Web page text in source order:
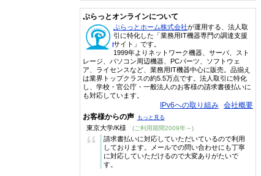
ぷらっとオンラインについて
ぷらっとホーム株式会社が運用する、法人取
引に特化した「業務用IT機器専門の調達支援
サイト」です。
1999年よりネットワーク機器、サーバ、スト
レージ、パソコン周辺機器、PCパーツ、ソフトウェ
ア、ライセンスなど、業務用IT機器中心に販売。品揃え
は業界トップクラスの約5.5万点です。法人取引に特化
し、学校・官公庁・一般法人のお客様の請求書後払いに
も対応しています。
IPv6への取り組み 会社概要
お客様からの声 もっと見る
東京大学/K様 (ご利用期間2009年～)
“
請求書払いに対応していただいているので利用
しております。メールでの問い合わせにも丁寧
に対応していただけるので大変ありがたいで
す。